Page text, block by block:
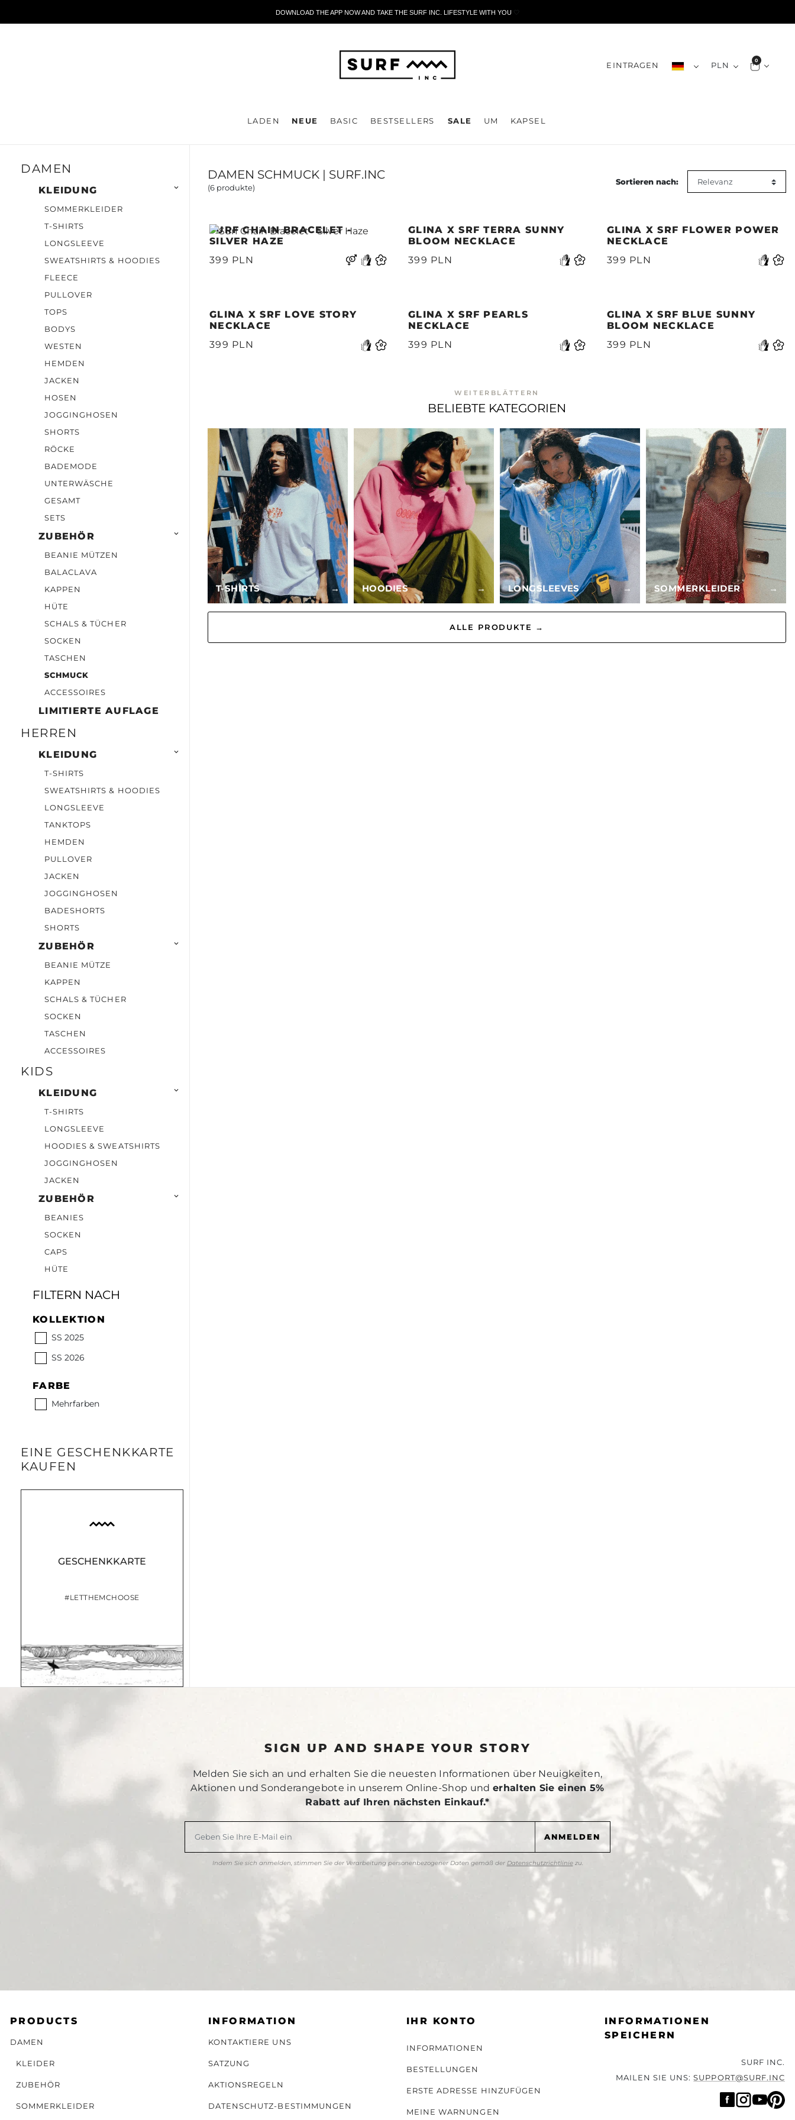
DOWNLOAD THE APP NOW AND TAKE THE SURF INC. LIFESTYLE WITH YOU🤍
EINTRAGEN PLN 0
LADEN NEUE BASIC BESTSELLERS SALE UM KAPSEL
DAMEN
KLEIDUNG 
SOMMERKLEIDER
T-SHIRTS
LONGSLEEVE
SWEATSHIRTS & HOODIES
FLEECE
PULLOVER
TOPS
BODYS
WESTEN
HEMDEN
JACKEN
HOSEN
JOGGINGHOSEN
SHORTS
RÖCKE
BADEMODE
UNTERWÄSCHE
GESAMT
SETS
ZUBEHÖR 
BEANIE MÜTZEN
BALACLAVA
KAPPEN
HÜTE
SCHALS & TÜCHER
SOCKEN
TASCHEN
SCHMUCK
ACCESSOIRES
LIMITIERTE AUFLAGE
HERREN
KLEIDUNG 
T-SHIRTS
SWEATSHIRTS & HOODIES
LONGSLEEVE
TANKTOPS
HEMDEN
PULLOVER
JACKEN
JOGGINGHOSEN
BADESHORTS
SHORTS
ZUBEHÖR 
BEANIE MÜTZE
KAPPEN
SCHALS & TÜCHER
SOCKEN
TASCHEN
ACCESSOIRES
KIDS
KLEIDUNG 
T-SHIRTS
LONGSLEEVE
HOODIES & SWEATSHIRTS
JOGGINGHOSEN
JACKEN
ZUBEHÖR 
BEANIES
SOCKEN
CAPS
HÜTE
FILTERN NACH
KOLLEKTION
SS 2025
SS 2026
FARBE
Mehrfarben
EINE GESCHENKKARTE
KAUFEN
GESCHENKKARTE
#LETTHEMCHOOSE
DAMEN SCHMUCK | SURF.INC
(6 produkte)
Sortieren nach:
SURF CHAIN BRACELET -
SILVER HAZE
399 PLN
GLINA X SRF TERRA SUNNY
BLOOM NECKLACE
399 PLN
GLINA X SRF FLOWER POWER
NECKLACE
399 PLN
GLINA X SRF LOVE STORY
NECKLACE
399 PLN
GLINA X SRF PEARLS
NECKLACE
399 PLN
GLINA X SRF BLUE SUNNY
BLOOM NECKLACE
399 PLN
WEITERBLÄTTERN
BELIEBTE KATEGORIEN
T-SHIRTS → HOODIES → LONGSLEEVES → SOMMERKLEIDER →
ALLE PRODUKTE →
SIGN UP AND SHAPE YOUR STORY
Melden Sie sich an und erhalten Sie die neuesten Informationen über Neuigkeiten,
Aktionen und Sonderangebote in unserem Online-Shop und erhalten Sie einen 5%
Rabatt auf Ihren nächsten Einkauf.*
Indem Sie sich anmelden, stimmen Sie der Verarbeitung personenbezogener Daten gemäß der Datenschutzrichtliniezu.
PRODUCTS
DAMEN
KLEIDER
ZUBEHÖR
SOMMERKLEIDER
INFORMATION
KONTAKTIERE UNS
SATZUNG
AKTIONSREGELN
DATENSCHUTZ-BESTIMMUNGEN
IHR KONTO
INFORMATIONEN
BESTELLUNGEN
ERSTE ADRESSE HINZUFÜGEN
MEINE WARNUNGEN
INFORMATIONEN
SPEICHERN
SURF INC.
MAILEN SIE UNS:SUPPORT@SURF.INC